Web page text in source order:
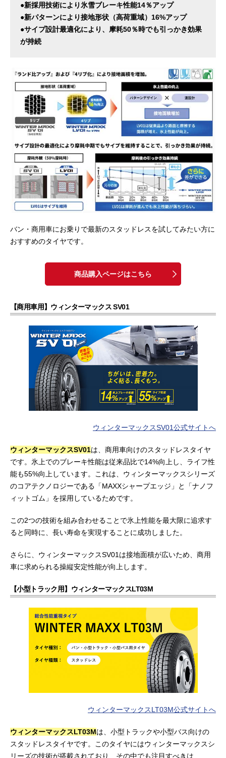
●新採用技術により氷雪ブレーキ性能14％アップ
●新パターンにより接地形状（高荷重域）16%アップ
●サイプ設計最適化により、摩耗50％時でも引っかき効果
が持続
バン・商用車にお乗りで最新のスタッドレスを試してみたい方に
おすすめのタイヤです。
商品購入ページはこちら
【商用車用】ウィンターマックス SV01
ウィンターマックスSV01公式サイトへ
ウィンターマックスSV01は、商用車向けのスタッドレスタイヤ
です。氷上でのブレーキ性能は従来品比で14%向上し、ライフ性
能も55%向上しています。これは、ウィンターマックスシリーズ
のコアテクノロジーである「MAXXシャープエッジ」と「ナノフ
ィットゴム」を採用しているためです。
この2つの技術を組み合わせることで氷上性能を最大限に追求す
ると同時に、長い寿命を実現することに成功しました。
さらに、ウィンターマックスSV01は接地面積が広いため、商用
車に求められる操縦安定性能が向上します。
【小型トラック用】ウィンターマックスLT03M
ウィンターマックスLT03M公式サイトへ
ウィンターマックスLT03Mは、小型トラックや小型バス向けの
スタッドレスタイヤです。このタイヤにはウィンターマックスシ
リーズの技術が搭載されており、その中でも注目すべきは